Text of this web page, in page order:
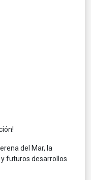
del Mar, la
y futuros desarrollos